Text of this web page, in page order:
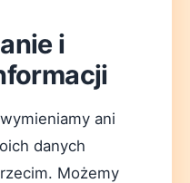
i
ani
danych
Możemy